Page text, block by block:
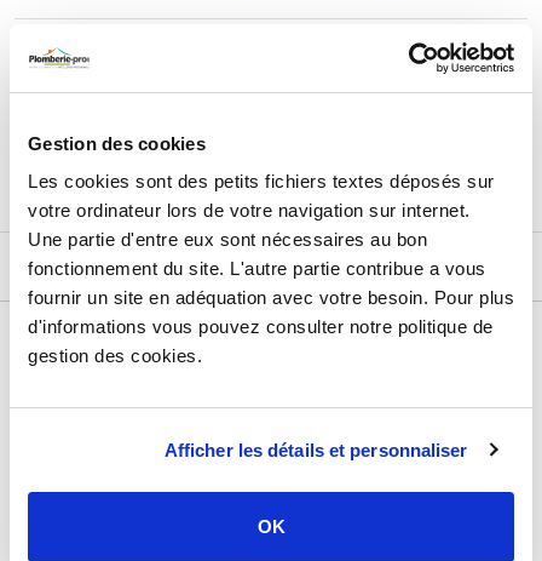
Gestion des cookies
Les cookies sont des petits fichiers textes déposés sur
votre ordinateur lors de votre navigation sur internet.
Une partie d'entre eux sont nécessaires au bon
fonctionnement du site. L'autre partie contribue a vous
fournir un site en adéquation avec votre besoin. Pour plus
d'informations vous pouvez consulter notre politique de
gestion des cookies.
Afficher les détails et personnaliser
OK
Prix total de la sélection : 48,63€TTC
DESCRIPTIF
DÉTAILS TECHNIQUES
À base de polymères et
phosponates